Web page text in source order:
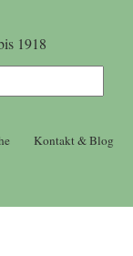
1918
Kontakt & Blog